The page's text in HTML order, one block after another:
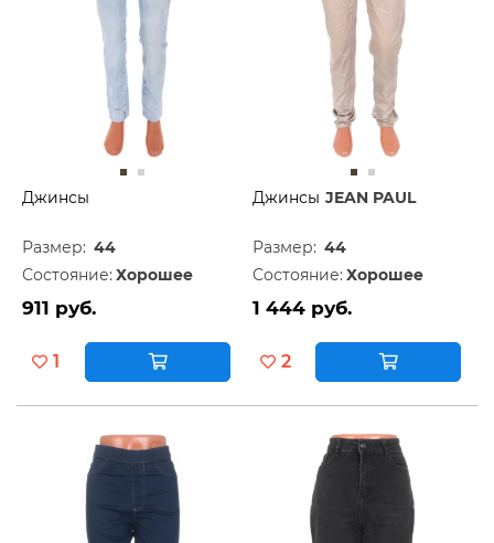
Джинсы
Размер: 44
Состояние: Хорошее
911 руб.
1
Джинсы JEAN PAUL
Размер: 44
Состояние: Хорошее
1 444 руб.
2